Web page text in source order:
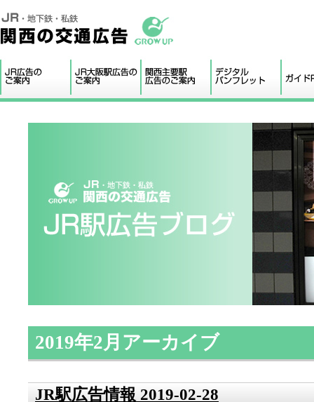
2019年2月アーカイブ
JR駅広告情報 2019-02-28